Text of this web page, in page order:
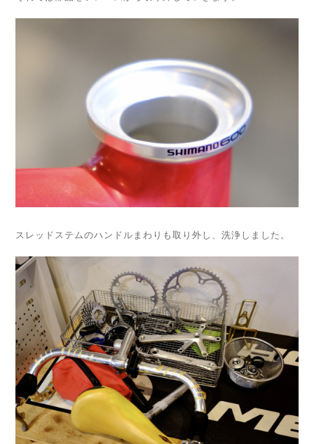
スレッドステムのハンドルまわりも取り外し、洗浄しました。